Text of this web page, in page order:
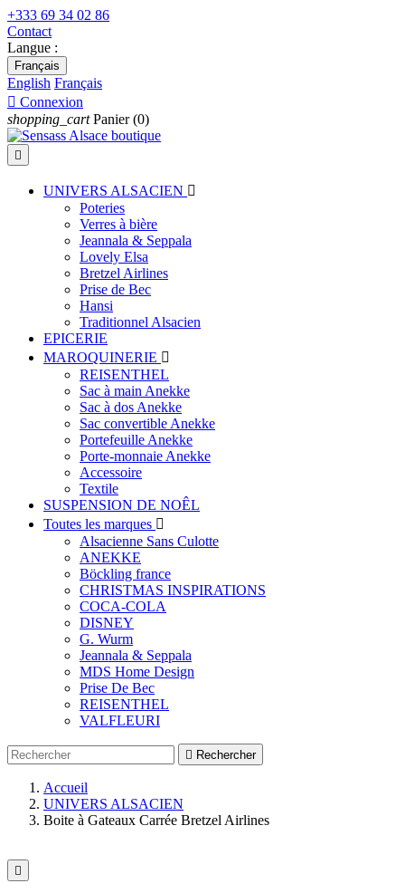
+333 69 34 02 86
Contact
Langue :
Français
English Français
 Connexion
shopping_cart Panier (0)

UNIVERS ALSACIEN 
Poteries
Verres à bière
Jeannala & Seppala
Lovely Elsa
Bretzel Airlines
Prise de Bec
Hansi
Traditionnel Alsacien
EPICERIE
MAROQUINERIE 
REISENTHEL
Sac à main Anekke
Sac à dos Anekke
Sac convertible Anekke
Portefeuille Anekke
Porte-monnaie Anekke
Accessoire
Textile
SUSPENSION DE NOÊL
Toutes les marques 
Alsacienne Sans Culotte
ANEKKE
Böckling france
CHRISTMAS INSPIRATIONS
COCA-COLA
DISNEY
G. Wurm
Jeannala & Seppala
MDS Home Design
Prise De Bec
REISENTHEL
VALFLEURI
 Rechercher
Accueil
UNIVERS ALSACIEN
Boite à Gateaux Carrée Bretzel Airlines
